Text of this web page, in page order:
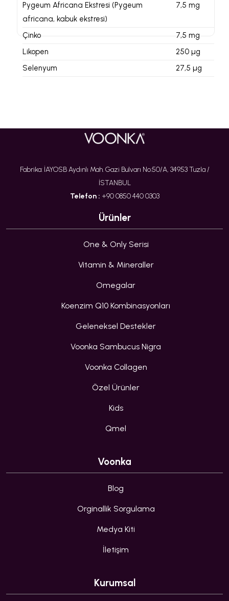
Pygeum Africana Ekstresi (Pygeum
africana, kabuk ekstresi)
7,5 mg
Çinko
7,5 mg
Likopen
250 µg
Selenyum
27,5 µg
Fabrika: İAYOSB Aydınlı Mah. Gazi Bulvarı No:50/A, 34953 Tuzla /
İSTANBUL
Telefon : +90 0850 440 0303
Ürünler
One & Only Serisi
Vitamin & Mineraller
Omegalar
Koenzim Q10 Kombinasyonları
Geleneksel Destekler
Voonka Sambucus Nigra
Voonka Collagen
Özel Ürünler
Kids
Qmel
Voonka
Blog
Orginallik Sorgulama
Medya Kiti
İletişim
Kurumsal